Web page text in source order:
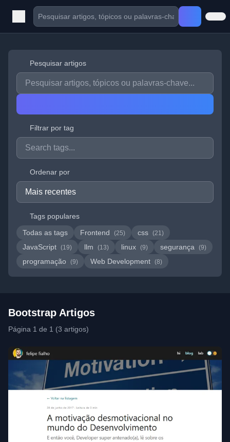
Pesquisar artigos
Filtrar por tag
Ordenar por
Tags populares
Todas as tags
Frontend (25) css (21)
JavaScript (19) llm (13) linux (9) segurança (9)
programação (9) Web Development (8)
Bootstrap Artigos
Página 1 de 1 (3 artigos)